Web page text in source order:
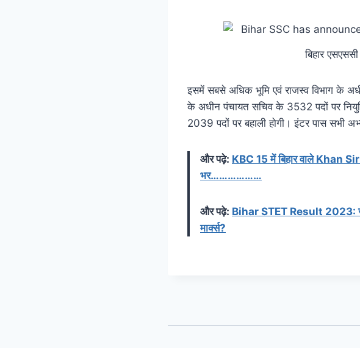
बिहार
इसमें सबसे अधिक भूमि एवं राजस्व विभाग के
के अधीन पंचायत सचिव के 3532 पदों पर
2039 पदों पर बहाली होगी। इंटर पास
और पढ़े: KBC 15 में बिहार वाले Khan Sir
भर………………
और पढ़े: Bihar STET Result 2023: जल्द
मार्क्स?